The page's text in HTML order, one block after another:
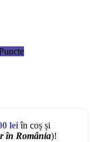
leiîn coș și
în România)!